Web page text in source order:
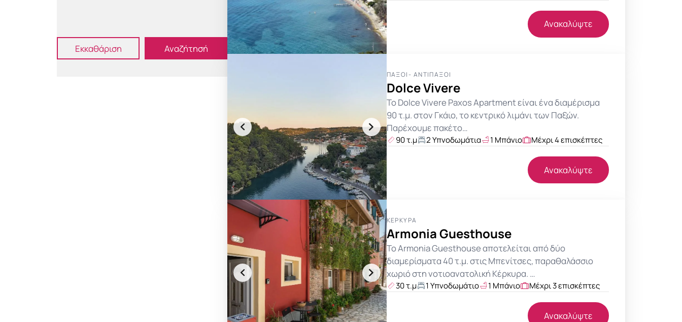
Εκκαθάριση Αναζήτησή
Ανακαλύψτε
ΠΑΞΟΊ- ΑΝΤΊΠΑΞΟΙ
Dolce Vivere
Το Dolce Vivere Paxos Apartment είναι ένα διαμέρισμα
90 τ.μ. στον Γκάιο, το κεντρικό λιμάνι των Παξών.
Παρέχουμε πακέτο…
90 τ.μ 2 Υπνοδωμάτια 1 Μπάνιο Μέχρι 4 επισκέπτες
Ανακαλύψτε
ΚΈΡΚΥΡΑ
Armonia Guesthouse
Το Armonia Guesthouse αποτελείται από δύο
διαμερίσματα 40 τ.μ. στις Μπενίτσες, παραθαλάσσιο
χωριό στη νοτιοανατολική Κέρκυρα. …
30 τ.μ 1 Υπνοδωμάτιο 1 Μπάνιο Μέχρι 3 επισκέπτες
Ανακαλύψτε